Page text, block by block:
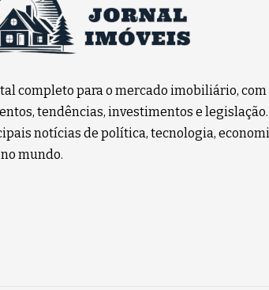
completo para o mercado imobiliário,
tendências, investimentos e
notícias de política, tecnologia,
mundo.